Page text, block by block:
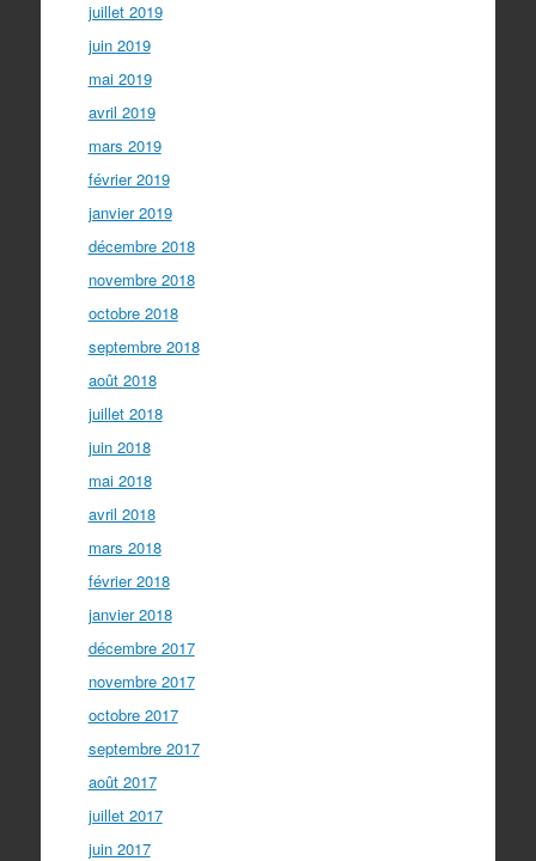
juillet 2019
juin 2019
mai 2019
avril 2019
mars 2019
février 2019
janvier 2019
décembre 2018
novembre 2018
octobre 2018
septembre 2018
août 2018
juillet 2018
juin 2018
mai 2018
avril 2018
mars 2018
février 2018
janvier 2018
décembre 2017
novembre 2017
octobre 2017
septembre 2017
août 2017
juillet 2017
juin 2017